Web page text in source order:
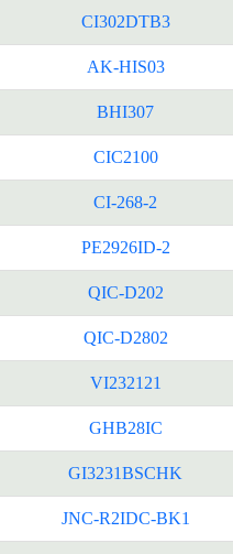
CI302DTB3
AK-HIS03
BHI307
CIC2100
CI-268-2
PE2926ID-2
QIC-D202
QIC-D2802
VI232121
GHB28IC
GI3231BSCHK
JNC-R2IDC-BK1